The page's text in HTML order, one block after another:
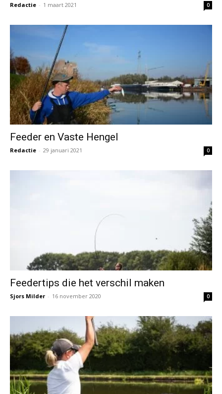
Redactie - 1 maart 2021 0
Feeder en Vaste Hengel
Redactie - 29 januari 2021 0
Feedertips die het verschil maken
Sjors Milder - 16 november 2020 0